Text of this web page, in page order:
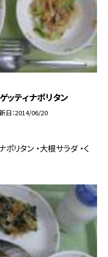
ティナポリタン
日 2014/06/20
リタン ・大根サラダ ・く